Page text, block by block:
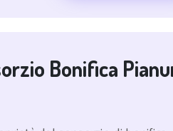
Bonifica